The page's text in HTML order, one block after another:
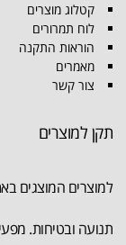
קטלוג מוצרים
לוח תמרורים
הוראות התקנה
מאמרים
צור קשר
תקן למוצרים
למוצרים המוצגים
תנועה ובטיחות.